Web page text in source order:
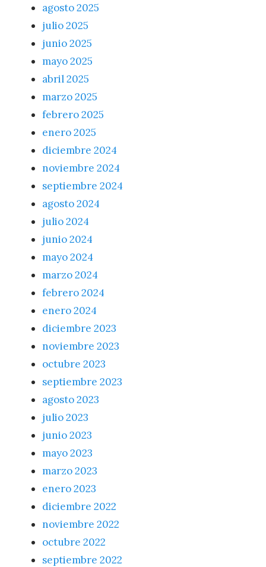
agosto 2025
julio 2025
junio 2025
mayo 2025
abril 2025
marzo 2025
febrero 2025
enero 2025
diciembre 2024
noviembre 2024
septiembre 2024
agosto 2024
julio 2024
junio 2024
mayo 2024
marzo 2024
febrero 2024
enero 2024
diciembre 2023
noviembre 2023
octubre 2023
septiembre 2023
agosto 2023
julio 2023
junio 2023
mayo 2023
marzo 2023
enero 2023
diciembre 2022
noviembre 2022
octubre 2022
septiembre 2022